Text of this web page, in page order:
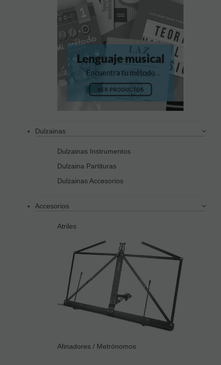
Dulzainas
Dulzainas Instrumentos
Dulzaina Partituras
Dulzainas Accesorios
Accesorios
Atriles
Afinadores / Metrónomos